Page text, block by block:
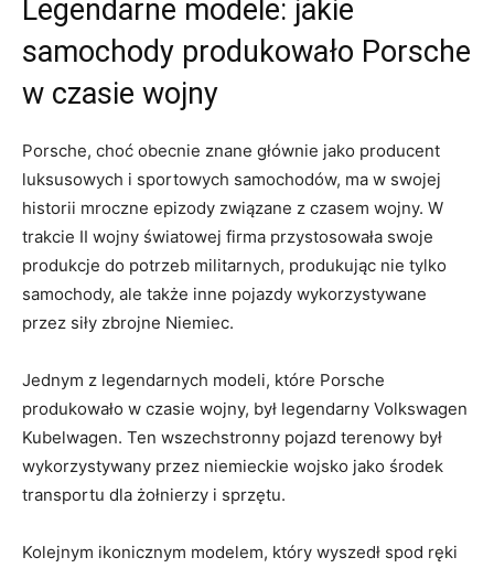
Legendarne modele: jakie
samochody produkowało‌ Porsche
w czasie wojny
Porsche,⁤ choć obecnie ​znane głównie jako producent
luksusowych i sportowych samochodów, ​ma w⁢ swojej⁢
historii mroczne epizody związane z czasem wojny. ‌W
trakcie II wojny światowej firma przystosowała‍ swoje
produkcje‌ do​ potrzeb⁢ militarnych, produkując nie tylko
⁤samochody, ale także‌ inne pojazdy wykorzystywane
przez siły ​zbrojne Niemiec.
Jednym z legendarnych modeli, które Porsche⁢
produkowało w czasie wojny, był legendarny Volkswagen
Kubelwagen. Ten wszechstronny pojazd ‌terenowy ‌był
wykorzystywany przez⁣ niemieckie wojsko jako środek
transportu dla żołnierzy i sprzętu.
Kolejnym ikonicznym ⁤modelem, który⁣ wyszedł spod ręki